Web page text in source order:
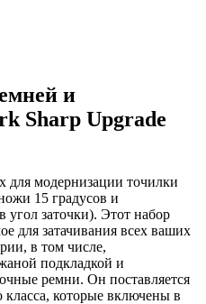
и
Sharp Upgrade
модернизации точилки
15 градусов и
угол заточки). Этот набор
для затачивания всех ваших
в том числе,
подкладкой и
ремни. Он поставляется
которые включены в